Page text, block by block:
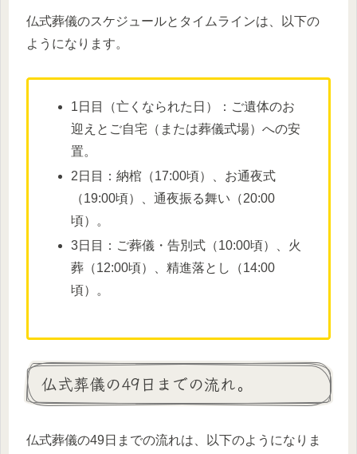
仏式葬儀のスケジュールとタイムラインは、以下の
ようになります。
1日目（亡くなられた日）：ご遺体のお
迎えとご自宅（または葬儀式場）への安
置。
2日目：納棺（17:00頃）、お通夜式
（19:00頃）、通夜振る舞い（20:00
頃）。
3日目：ご葬儀・告別式（10:00頃）、火
葬（12:00頃）、精進落とし（14:00
頃）。
仏式葬儀の49日までの流れ。
仏式葬儀の49日までの流れは、以下のようになりま